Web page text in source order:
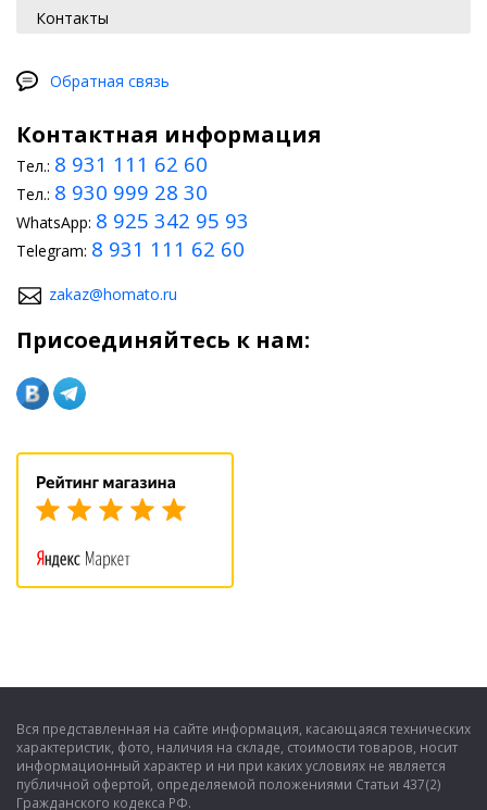
Контакты
Обратная связь
Контактная информация
Тел.: 8 931 111 62 60
Тел.: 8 930 999 28 30
WhatsApp: 8 925 342 95 93
Telegram: 8 931 111 62 60
zakaz@homato.ru
Присоединяйтесь к нам:
Вся представленная на сайте информация, касающаяся технических
характеристик, фото, наличия на складе, стоимости товаров, носит
информационный характер и ни при каких условиях не является
публичной офертой, определяемой положениями Статьи 437(2)
Гражданского кодекса РФ.